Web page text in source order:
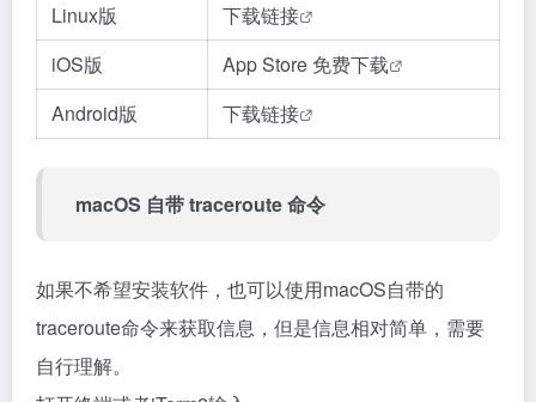
Linux版
下载链接
iOS版
App Store 免费下载
Android版
下载链接
macOS 自带 traceroute 命令
如果不希望安装软件，也可以使用macOS自带的
traceroute命令来获取信息，但是信息相对简单，需要
自行理解。